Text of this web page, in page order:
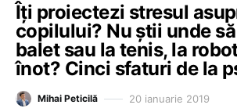
Îți proiectezi stresul
copilului? Nu știi unde
balet sau la tenis, la
înot? Cinci sfaturi de la
Mihai Peticilă 20 ianuarie 2019